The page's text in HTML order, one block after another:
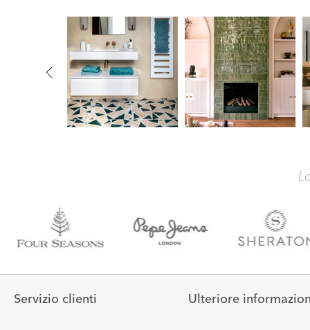
Servizio clienti
Ulteriore